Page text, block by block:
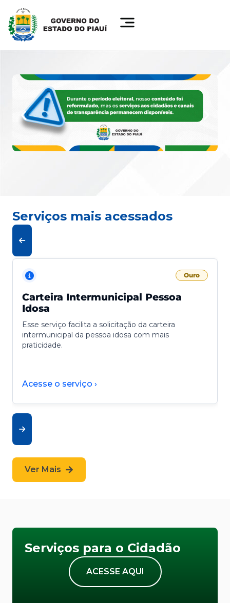
Serviços mais acessados
Ouro
Carteira Intermunicipal Pessoa
Idosa
Esse serviço facilita a solicitação da carteira
intermunicipal da pessoa idosa com mais
praticidade.
Acesse o serviço ›
Ver Mais
Serviços para o Cidadão
ACESSE AQUI